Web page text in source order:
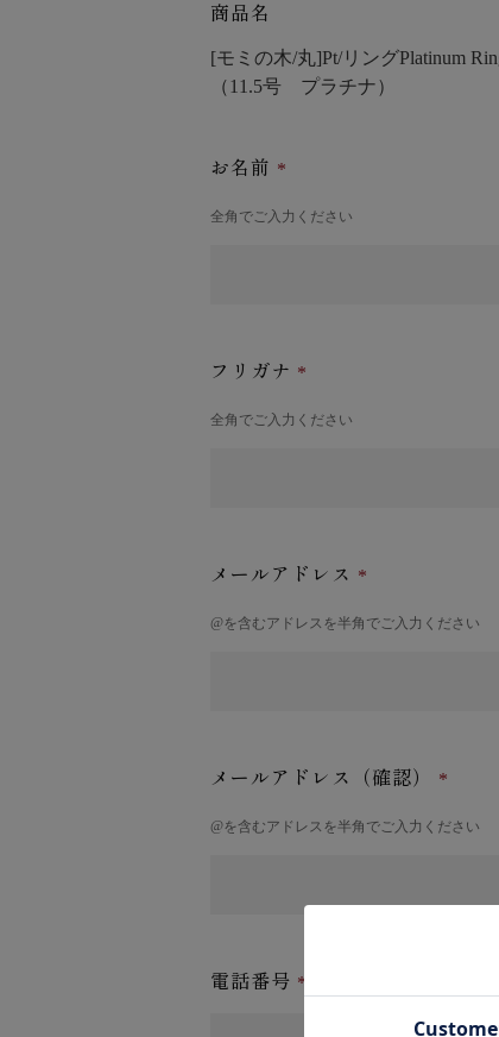
商品名
[モミの木/丸]Pt/リングPlatinum
（11.5号 プラチナ）
お名前
全角でご入力ください
フリガナ
全角でご入力ください
メールアドレス
@を含むアドレスを半角でご入力ください
メールアドレス（確認）
@を含むアドレスを半角でご入力ください
電話番号